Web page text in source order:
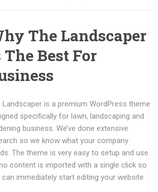
The Landscaper
The Best For
Landscaper is a premium WordPress theme
specifically for lawn, landscaping and
business. We’ve done extensive
so we know what your company
The theme is very easy to setup and use.
content is imported with a single click so
can immediately start editing your website.